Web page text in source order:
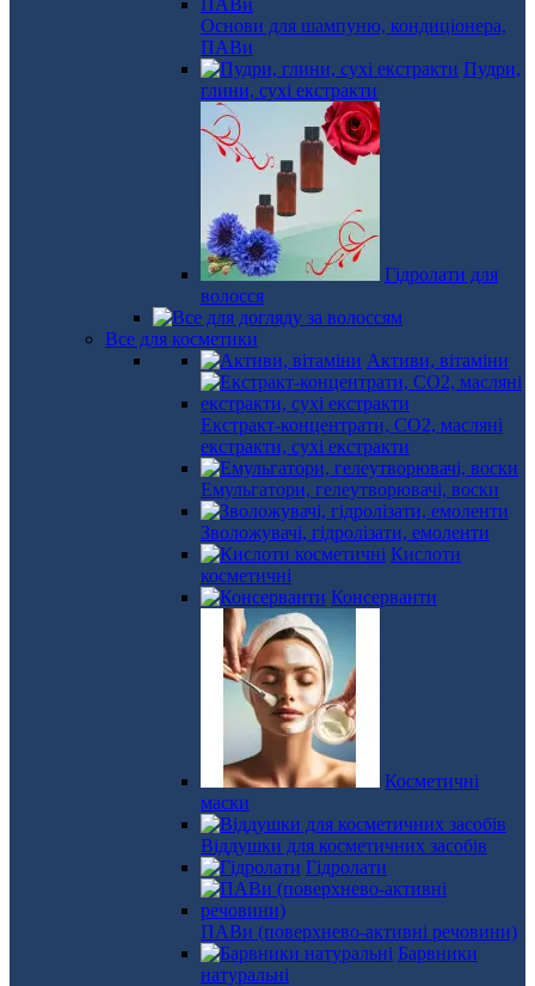
Основи для шампуню, кондиціонера,
ПАВи
Пудри,
глини, сухі екстракти
Гідролати для
волосся
Все для косметики
Активи, вітаміни
Екстракт-концентрати, СО2, масляні
екстракти, сухі екстракти
Емульгатори, гелеутворювачі, воски
Зволожувачі, гідролізати, емоленти
Кислоти
косметичні
Консерванти
Косметичні
маски
Віддушки для косметичних засобів
Гідролати
ПАВи (поверхнево-активні речовини)
Барвники
натуральні